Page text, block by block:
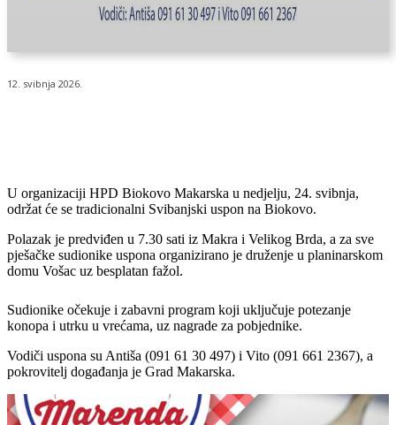
12. svibnja 2026.
U organizaciji HPD Biokovo Makarska u nedjelju, 24. svibnja,
održat će se tradicionalni Svibanjski uspon na Biokovo.
Polazak je predviđen u 7.30 sati iz Makra i Velikog Brda, a za sve
pješačke sudionike uspona organizirano je druženje u planinarskom
domu Vošac uz besplatan fažol.
Sudionike očekuje i zabavni program koji uključuje potezanje
konopa i utrku u vrećama, uz nagrade za pobjednike.
Vodiči uspona su Antiša (091 61 30 497) i Vito (091 661 2367), a
pokrovitelj događanja je Grad Makarska.